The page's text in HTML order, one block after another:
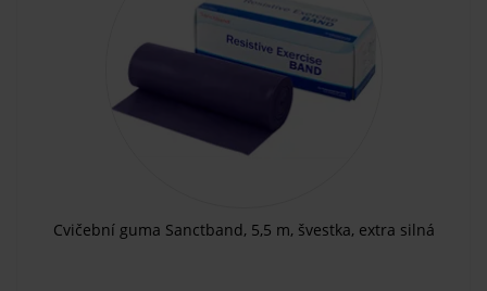
Cvičební guma Sanctband, 5,5 m, švestka, extra silná